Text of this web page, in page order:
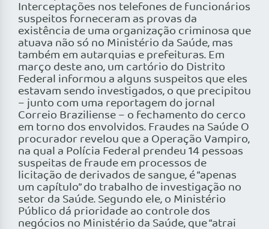
Interceptações nos telefones de funcionários
suspeitos forneceram as provas da
existência de uma organização criminosa que
atuava não só no Ministério da Saúde, mas
também em autarquias e prefeituras. Em
março deste ano, um cartório do Distrito
Federal informou a alguns suspeitos que eles
estavam sendo investigados, o que precipitou
– junto com uma reportagem do jornal
Correio Braziliense – o fechamento do cerco
em torno dos envolvidos. Fraudes na Saúde O
procurador revelou que a Operação Vampiro,
na qual a Polícia Federal prendeu 14 pessoas
suspeitas de fraude em processos de
licitação de derivados de sangue, é “apenas
um capítulo” do trabalho de investigação no
setor da Saúde. Segundo ele, o Ministério
Público dá prioridade ao controle dos
negócios no Ministério da Saúde, que “atrai